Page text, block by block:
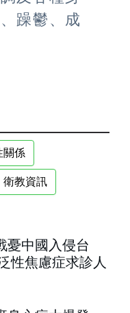
躁鬱、成
關係
衛教資訊
憂中國入侵台
性焦慮症求診人